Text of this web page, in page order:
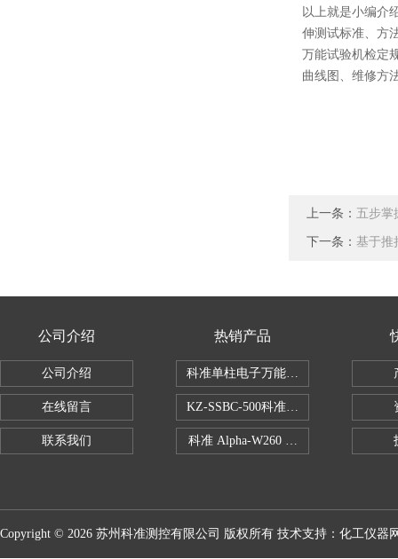
以上就是小编介
伸测试标准、方
万能试验机检定
曲线图、维修方
上一条： 五步掌
下一条： 基于推
公司介绍
公司介绍
在线留言
联系我们
热销产品
科准单柱电子万能拉力机KZ-SSBC-500
KZ-SSBC-500科准单柱电子万能试验
科准 Alpha-W260 半导体全自动推拉
Copyright © 2026 苏州科准测控有限公司 版权所有 技术支持： 化工仪器